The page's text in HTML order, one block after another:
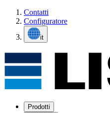
Contatti
Configuratore
it
Prodotti